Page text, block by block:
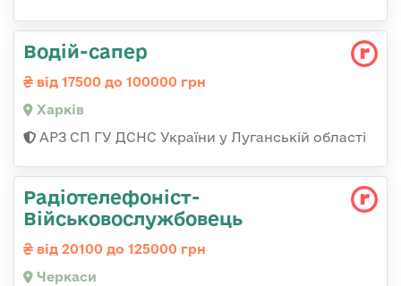
Водій-сапер
від 17500 до 100000 грн
Харків
АРЗ СП ГУ ДСНС України у Луганській області
Радіотелефоніст-
Військовослужбовець
від 20100 до 125000 грн
Черкаси